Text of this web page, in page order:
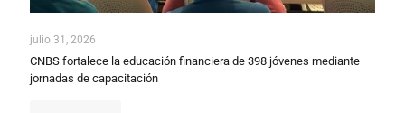
julio 31, 2026
CNBS fortalece la educación financiera de 398 jóvenes mediante
jornadas de capacitación